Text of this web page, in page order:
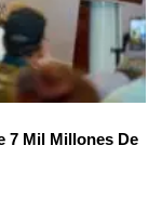
7 Mil Millones De